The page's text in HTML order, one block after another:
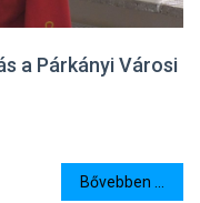
a Párkányi Városi
Bővebben ...